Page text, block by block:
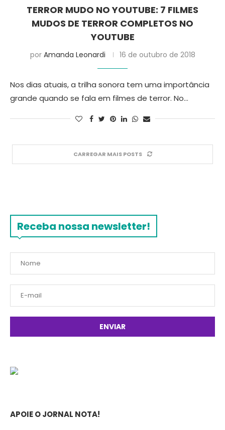
TERROR MUDO NO YOUTUBE: 7 FILMES
MUDOS DE TERROR COMPLETOS NO
YOUTUBE
por Amanda Leonardi 16 de outubro de 2018
Nos dias atuais, a trilha sonora tem uma importância
grande quando se fala em filmes de terror. No…
CARREGAR MAIS POSTS
Receba nossa newsletter!
APOIE O JORNAL NOTA!